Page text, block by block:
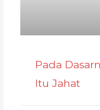
Pada
Itu Jahat